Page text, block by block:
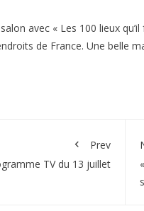
avec « Les 100 lieux
de France. Une belle
Prev
TV du 13 juillet